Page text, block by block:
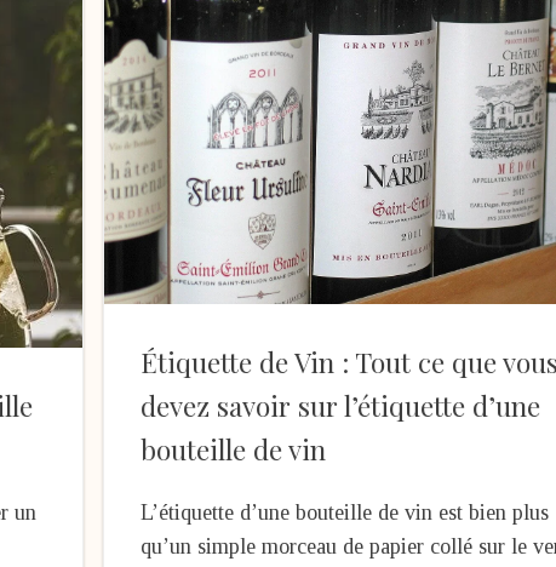
Étiquette de Vin : Tout ce que
devez savoir sur l’étiquette d’une
bouteille de vin
L’étiquette d’une bouteille de vin est bien plus
qu’un simple morceau de papier collé sur le
un